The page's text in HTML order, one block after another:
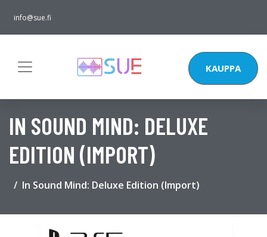
info@sue.fi
KAUPPA
IN SOUND MIND: DELUXE
EDITION (IMPORT)
In Sound Mind: Deluxe Edition (Import)